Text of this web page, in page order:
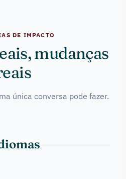
DE IMPACTO
mudanças
única conversa pode fazer.